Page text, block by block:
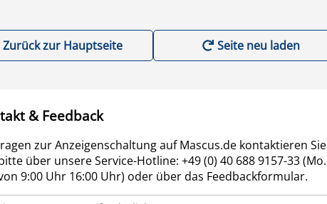
Zurück zur Hauptseite Seite neu laden
& Feedback
zur Anzeigenschaltung auf Mascus.de kontaktieren Sie
über unsere Service-Hotline: +49 (0) 40 688 9157-33 (Mo.
9:00 Uhr 16:00 Uhr) oder über das Feedbackformular.